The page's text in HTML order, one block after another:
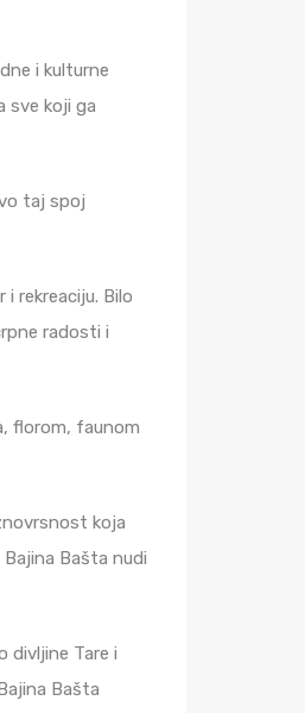
i kulturne
sve koji ga
taj spoj
rekreaciju. Bilo
radosti i
florom, faunom
koja
Bašta nudi
divljine Tare i
Bašta